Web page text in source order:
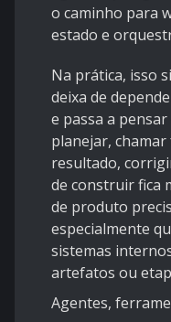
o caminho para
estado e
Na prática, isso
deixa de
e passa a
planejar,
resultado,
de construir fica
de produto
especialmente
sistemas
artefatos ou
Agentes,